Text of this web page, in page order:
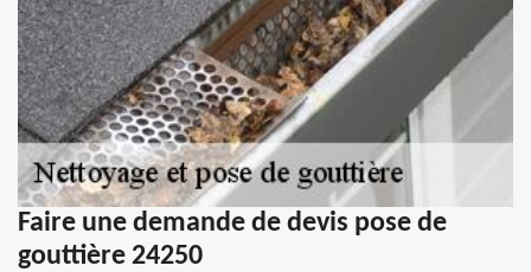
Faire une demande de devis pose de
gouttière 24250